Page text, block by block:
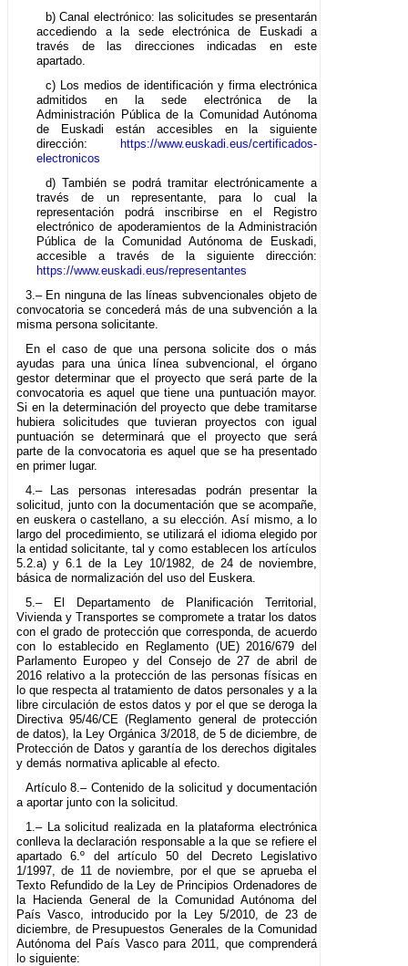
b) Canal electrónico: las solicitudes se presentarán
accediendo a la sede electrónica de Euskadi a
través de las direcciones indicadas en este
apartado.
c) Los medios de identificación y firma electrónica
admitidos en la sede electrónica de la
Administración Pública de la Comunidad Autónoma
de Euskadi están accesibles en la siguiente
dirección:
https://www.euskadi.eus/certificados-
electronicos
d) También se podrá tramitar electrónicamente a
través de un representante, para lo cual la
representación podrá inscribirse en el Registro
electrónico de apoderamientos de la Administración
Pública de la Comunidad Autónoma de Euskadi,
accesible a través de la siguiente dirección:
https://www.euskadi.eus/representantes
3.– En ninguna de las líneas subvencionales objeto de
convocatoria se concederá más de una subvención a la
misma persona solicitante.
En el caso de que una persona solicite dos o más
ayudas para una única línea subvencional, el órgano
gestor determinar que el proyecto que será parte de la
convocatoria es aquel que tiene una puntuación mayor.
Si en la determinación del proyecto que debe tramitarse
hubiera solicitudes que tuvieran proyectos con igual
puntuación se determinará que el proyecto que será
parte de la convocatoria es aquel que se ha presentado
en primer lugar.
4.– Las personas interesadas podrán presentar la
solicitud, junto con la documentación que se acompañe,
en euskera o castellano, a su elección. Así mismo, a lo
largo del procedimiento, se utilizará el idioma elegido por
la entidad solicitante, tal y como establecen los artículos
5.2.a) y 6.1 de la Ley 10/1982, de 24 de noviembre,
básica de normalización del uso del Euskera.
5.– El Departamento de Planificación Territorial,
Vivienda y Transportes se compromete a tratar los datos
con el grado de protección que corresponda, de acuerdo
con lo establecido en Reglamento (UE) 2016/679 del
Parlamento Europeo y del Consejo de 27 de abril de
2016 relativo a la protección de las personas físicas en
lo que respecta al tratamiento de datos personales y a la
libre circulación de estos datos y por el que se deroga la
Directiva 95/46/CE (Reglamento general de protección
de datos), la Ley Orgánica 3/2018, de 5 de diciembre, de
Protección de Datos y garantía de los derechos digitales
y demás normativa aplicable al efecto.
Artículo 8.– Contenido de la solicitud y documentación
a aportar junto con la solicitud.
1.– La solicitud realizada en la plataforma electrónica
conlleva la declaración responsable a la que se refiere el
apartado 6.º del artículo 50 del Decreto Legislativo
1/1997, de 11 de noviembre, por el que se aprueba el
Texto Refundido de la Ley de Principios Ordenadores de
la Hacienda General de la Comunidad Autónoma del
País Vasco, introducido por la Ley 5/2010, de 23 de
diciembre, de Presupuestos Generales de la Comunidad
Autónoma del País Vasco para 2011, que comprenderá
lo siguiente: